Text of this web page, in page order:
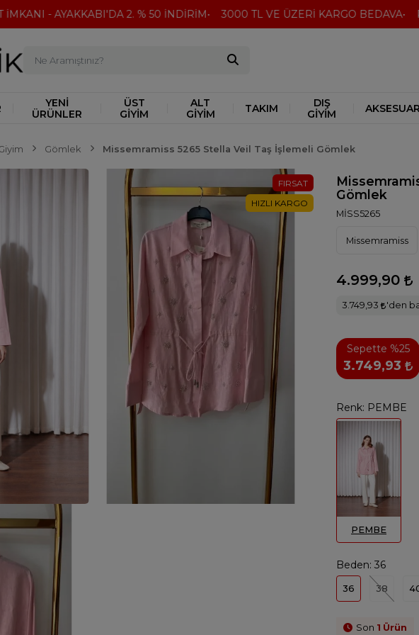
- AYAKKABI'DA 2. % 50 İNDİRİM 3000 TL VE ÜZERİ KARGO BEDAVA
YENİ
ÜRÜNLER
ÜST
GİYİM
ALT
GİYİM
TAKIM
DIŞ
GİYİM
Gömlek Missemramiss 5265 Stella Veil Taş İşlemeli Gömlek
FIRSAT
HIZLI KARGO
Gömlek
MİSS5265
Missemramiss
4.999,90
3.749,93 'den
Sepette %25
3.749,93
Renk: PEMBE
PEMBE
Beden: 36
36 38
Son 1 Ürün